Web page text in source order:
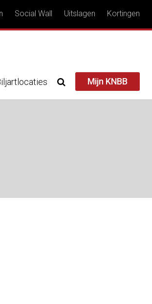
Social Wall Uitslagen Kortingen
Mijn KNBB